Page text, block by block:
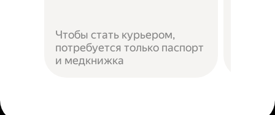
Чтобы стать курьером,
потребуется только паспорт
и медкнижка